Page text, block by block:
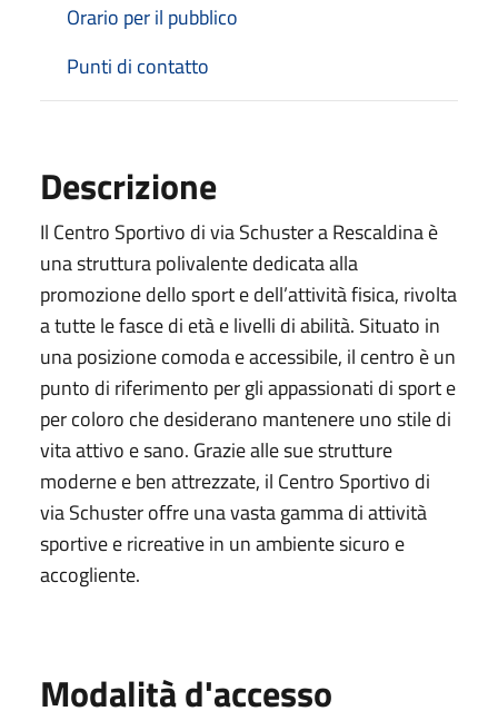
Orario per il pubblico
Punti di contatto
Descrizione
Il Centro Sportivo di via Schuster a Rescaldina è
una struttura polivalente dedicata alla
promozione dello sport e dell’attività fisica, rivolta
a tutte le fasce di età e livelli di abilità. Situato in
una posizione comoda e accessibile, il centro è un
punto di riferimento per gli appassionati di sport e
per coloro che desiderano mantenere uno stile di
vita attivo e sano. Grazie alle sue strutture
moderne e ben attrezzate, il Centro Sportivo di
via Schuster offre una vasta gamma di attività
sportive e ricreative in un ambiente sicuro e
accogliente.
Modalità d'accesso